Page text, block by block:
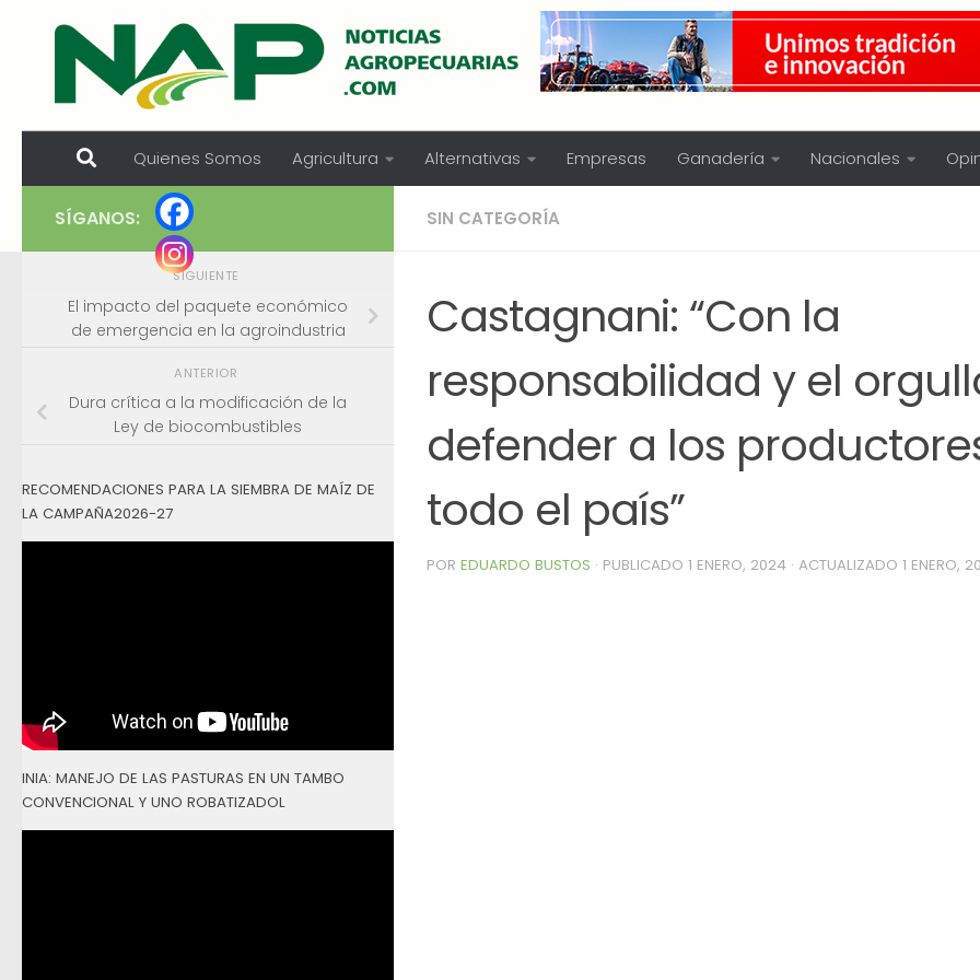
Skip to content
Quienes Somos Agricultura Alternativas Empresas Ganadería Nacionales
SIN CATEGORÍA
Castagnani: “Con la
responsabilidad y el
defender a los
todo el país”
POR EDUARDO BUSTOS · PUBLICADO 1 ENERO, 2024 · ACTUALIZADO 1 ENERO,
SÍGANOS:
SIGUIENTE
El impacto del paquete económico
de emergencia en la agroindustria
ANTERIOR
Dura crítica a la modificación de la
Ley de biocombustibles
RECOMENDACIONES PARA LA SIEMBRA DE MAÍZ DE
LA CAMPAÑA2026-27
INIA: MANEJO DE LAS PASTURAS EN UN TAMBO
CONVENCIONAL Y UNO ROBATIZADOL